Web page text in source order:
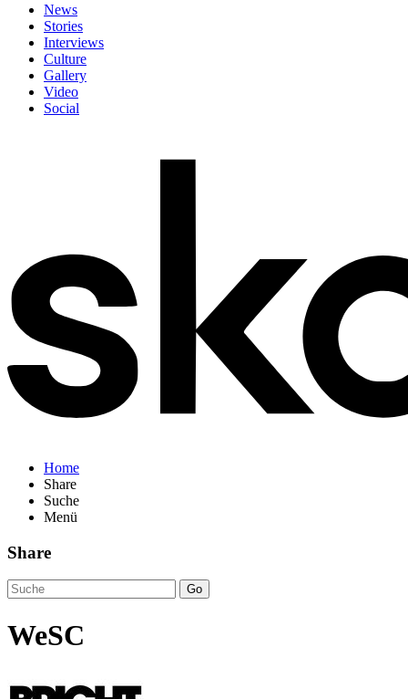
News
Stories
Interviews
Culture
Gallery
Video
Social
Home
Share
Suche
Menü
Share
Go
WeSC